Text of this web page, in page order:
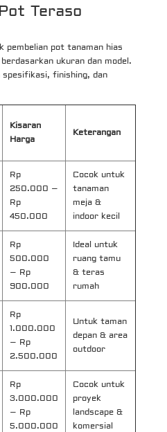
Teraso
pembelian pot tanaman hias
ukuran dan model.
spesifikasi, finishing, dan
Kisaran
Harga
Keterangan
Rp
250.000 –
Rp
450.000
Cocok untuk
tanaman
meja &
indoor kecil
Rp
500.000
– Rp
900.000
Ideal untuk
ruang tamu
& teras
rumah
Rp
1.000.000
– Rp
2.500.000
Untuk taman
depan & area
outdoor
Rp
3.000.000
– Rp
5.000.000
Cocok untuk
proyek
landscape &
komersial